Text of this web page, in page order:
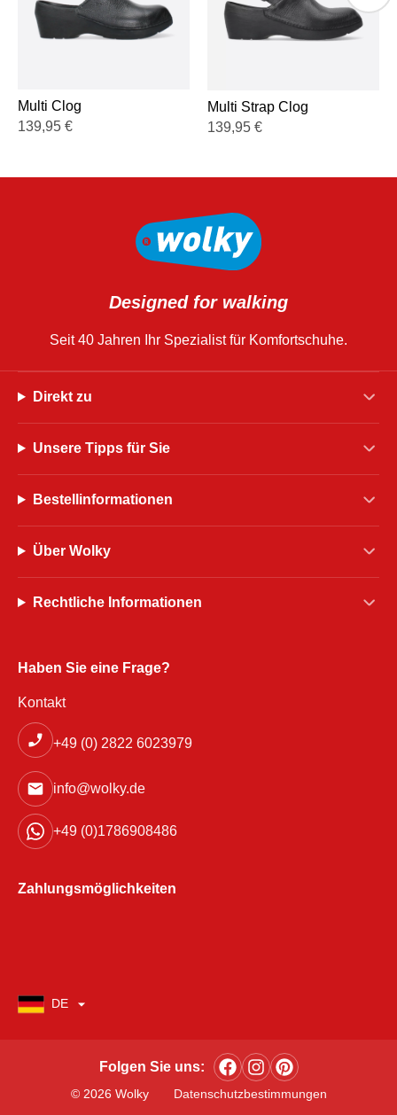
Multi Clog
139,95 €
Multi Strap Clog
139,95 €
Designed for walking
Seit 40 Jahren Ihr Spezialist für Komfortschuhe.
Direkt zu
Unsere Tipps für Sie
Bestellinformationen
Über Wolky
Rechtliche Informationen
Haben Sie eine Frage?
Kontakt
+49 (0) 2822 6023979
info@wolky.de
+49 (0)1786908486
Zahlungsmöglichkeiten
DE
© 2026 Wolky Datenschutzbestimmungen
Folgen Sie uns: